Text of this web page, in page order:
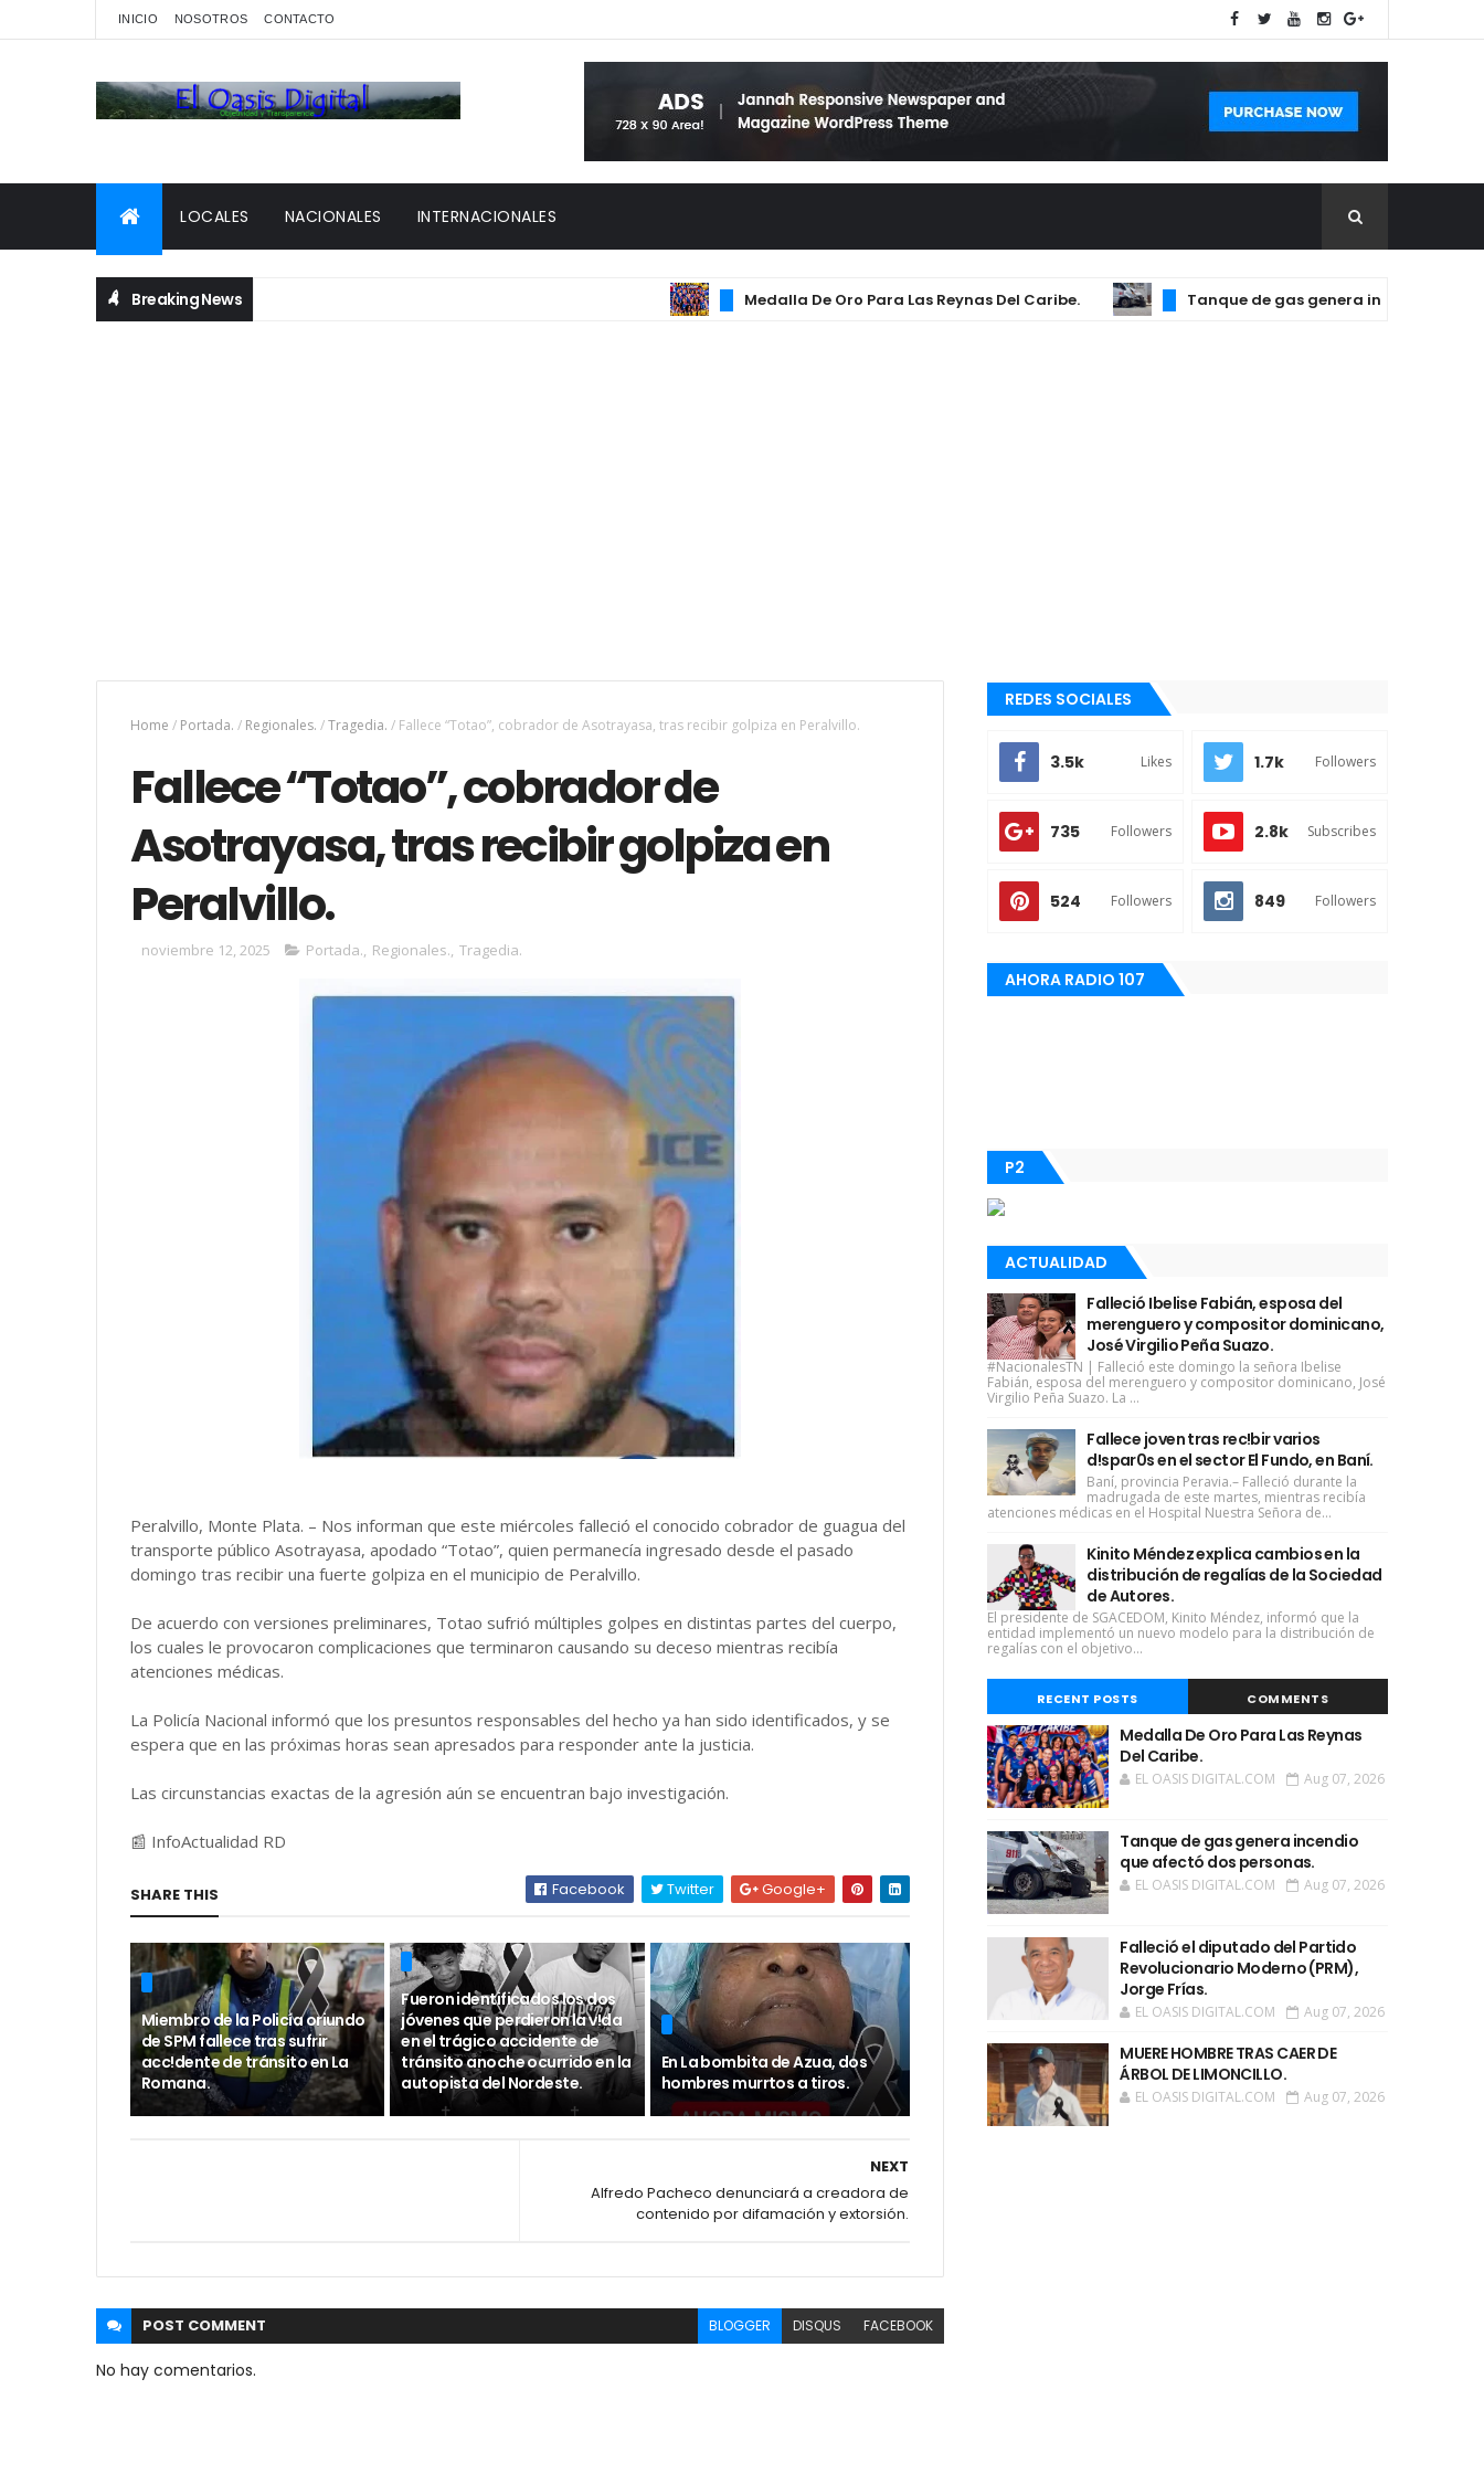
INICIO NOSOTROS CONTACTO
LOCALES NACIONALES INTERNACIONALES
Breaking News Medalla De Oro Para Las Reynas Del Caribe. Tanque de gas genera incendio que
Home / Portada. / Regionales. /Tragedia. / Fallece “Totao”, cobrador de Asotrayasa, tras recibir golpiza en Peralvillo.
Fallece “Totao”, cobrador de
Asotrayasa, tras recibir golpiza en
Peralvillo.
noviembre 12, 2025 Portada., Regionales., Tragedia.
Peralvillo, Monte Plata. – Nos informan que este miércoles falleció el conocido cobrador de guagua del
transporte público Asotrayasa, apodado “Totao”, quien permanecía ingresado desde el pasado
domingo tras recibir una fuerte golpiza en el municipio de Peralvillo.
De acuerdo con versiones preliminares, Totao sufrió múltiples golpes en distintas partes del cuerpo,
los cuales le provocaron complicaciones que terminaron causando su deceso mientras recibía
atenciones médicas.
La Policía Nacional informó que los presuntos responsables del hecho ya han sido identificados, y se
espera que en las próximas horas sean apresados para responder ante la justicia.
Las circunstancias exactas de la agresión aún se encuentran bajo investigación.
📰 InfoActualidad RD
SHARE THIS Facebook Twitter Google+
Miembro de la Policía oriundo
de SPM fallece tras sufrir
acc!dente de tránsito en La
Romana.
Fueron identificados los dos
jóvenes que perdieron la v!da
en el trágico accidente de
tránsito anoche ocurrido en la
autopista del Nordeste.
En La bombita de Azua, dos
hombres murrtos a tiros.
NEXT
Alfredo Pacheco denunciará a creadora de
contenido por difamación y extorsión.
POST COMMENT BLOGGER DISQUS FACEBOOK
No hay comentarios.
REDES SOCIALES
3.5k Likes 1.7k Followers
735 Followers 2.8k Subscribes
524 Followers 849 Followers
AHORA RADIO 107
P2
ACTUALIDAD
Falleció Ibelise Fabián, esposa del
merenguero y compositor dominicano,
José Virgilio Peña Suazo.
#NacionalesTN | Falleció este domingo la señora Ibelise
Fabián, esposa del merenguero y compositor dominicano, José
Virgilio Peña Suazo. La ...
Fallece joven tras rec!bir varios
d!spar0s en el sector El Fundo, en Baní.
Baní, provincia Peravia.– Falleció durante la
madrugada de este martes, mientras recibía
atenciones médicas en el Hospital Nuestra Señora de...
Kinito Méndez explica cambios en la
distribución de regalías de la Sociedad
de Autores.
El presidente de SGACEDOM, Kinito Méndez, informó que la
entidad implementó un nuevo modelo para la distribución de
regalías con el objetivo...
RECENT POSTS COMMENTS
Medalla De Oro Para Las Reynas
Del Caribe.
EL OASIS DIGITAL.COM Aug 07, 2026
Tanque de gas genera incendio
que afectó dos personas.
EL OASIS DIGITAL.COM Aug 07, 2026
Falleció el diputado del Partido
Revolucionario Moderno (PRM),
Jorge Frías.
EL OASIS DIGITAL.COM Aug 07, 2026
MUERE HOMBRE TRAS CAER DE
ÁRBOL DE LIMONCILLO.
EL OASIS DIGITAL.COM Aug 07, 2026